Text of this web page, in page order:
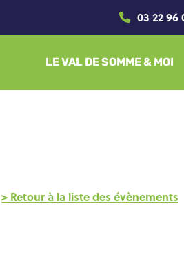
03 22 96
LE VAL DE SOMME & MOI
> Retour à la liste des évènements